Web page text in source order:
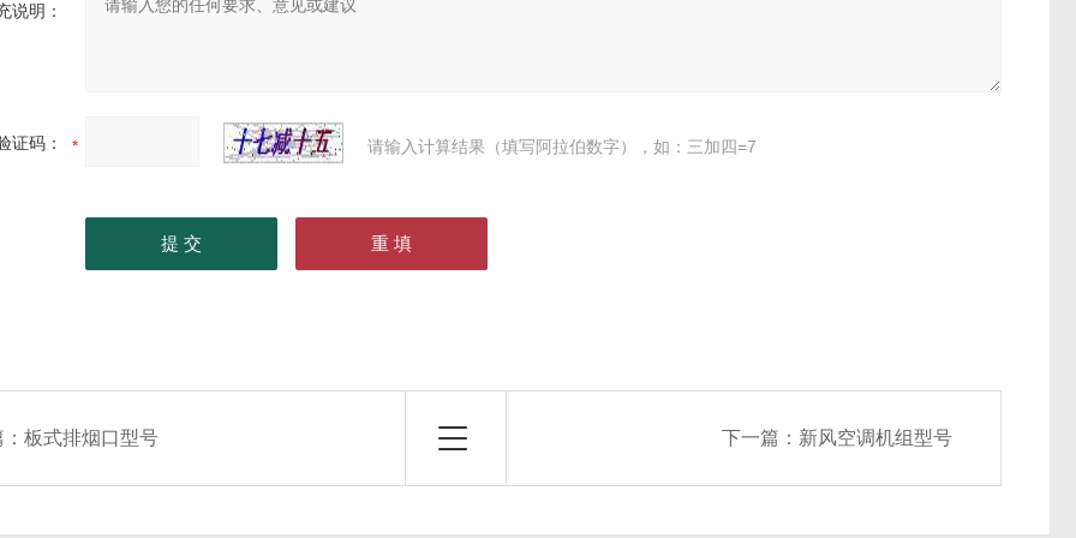
说明：
证码： 请输入计算结果（填写阿拉伯数字），如：三加四=7
：板式排烟口型号 下一篇： 新风空调机组型号